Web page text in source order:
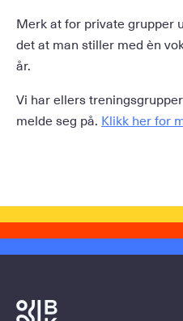
Merk at for private grupper
det at man stiller med èn
år.
Vi har ellers
melde seg på. Klikk her for